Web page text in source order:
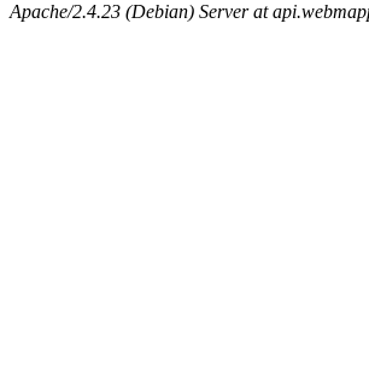
Apache/2.4.23 (Debian) Server at